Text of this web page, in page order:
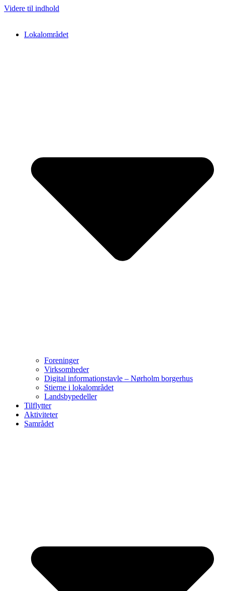
Videre til indhold
Lokalområdet
Foreninger
Virksomheder
Digital informationstavle – Nørholm borgerhus
Stierne i lokalområdet
Landsbypedeller
Tilflytter
Aktiviteter
Samrådet